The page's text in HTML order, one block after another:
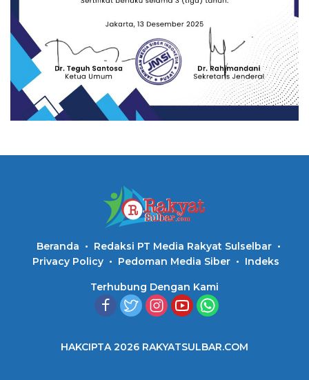
Beranda
Redaksi PT Media Rakyat Sulselbar
Privacy Policy
Pedoman Media Siber Indeks
Terhubung Dengan Kami
HAKCIPTA 2026 RAKYATSULBAR.COM